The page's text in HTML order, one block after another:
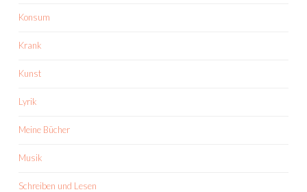
Konsum
Krank
Kunst
Lyrik
Meine Bücher
Musik
Schreiben und Lesen